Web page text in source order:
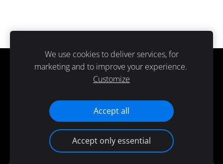
Sīkdatnes
Paldies ka atbalsti ražots Latvijā.
We use cookies to deliver services, for
marketing and to improve your experience.
Customize
Accept all
Accept only essential